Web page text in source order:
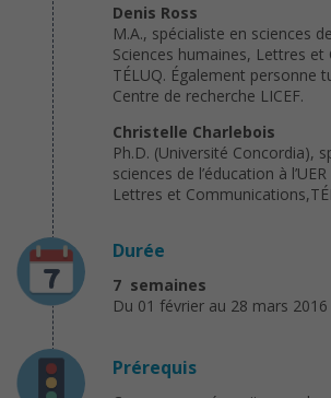
Denis Ross
M.A., spécialiste en sciences
Sciences humaines, Lettres
TÉLUQ. Également personne
Centre de recherche LICEF.
Christelle Charlebois
Ph.D. (Université Concordia),
sciences de l’éducation à
Lettres et
Durée
7 semaines
Du 01 février au 28 mars 2016
Prérequis